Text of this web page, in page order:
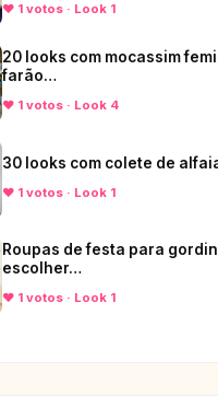
♥ 1 votos · Look 1
20 looks com mocassim
farão…
♥ 1 votos · Look 4
30 looks com colete de
♥ 1 votos · Look 1
Roupas de festa para
escolher…
♥ 1 votos · Look 1